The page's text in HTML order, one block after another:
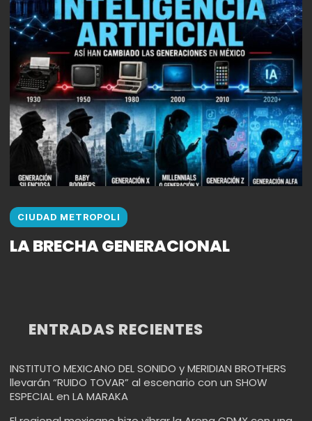
CIUDAD METROPOLI
LA BRECHA GENERACIONAL
ENTRADAS RECIENTES
INSTITUTO MEXICANO DEL SONIDO y MERIDIAN BROTHERS
llevarán “RUIDO TOVAR” al escenario con un SHOW
ESPECIAL en LA MARAKA